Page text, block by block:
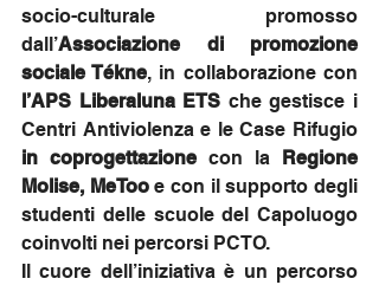
socio-culturale promosso
dall’Associazione di promozione
sociale Tékne
l’APS Liberaluna ETS che gestisce i
in coprogettazione con la Regione
Molise, MeToo e con il supporto degli
studenti delle scuole del Capoluogo
coinvolti nei percorsi PCTO.
Il cuore dell’iniziativa è un percorso